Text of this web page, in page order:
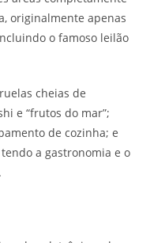
originalmente apenas
o famoso leilão
cheias de
e “frutos do mar”;
de cozinha; e
a gastronomia e o